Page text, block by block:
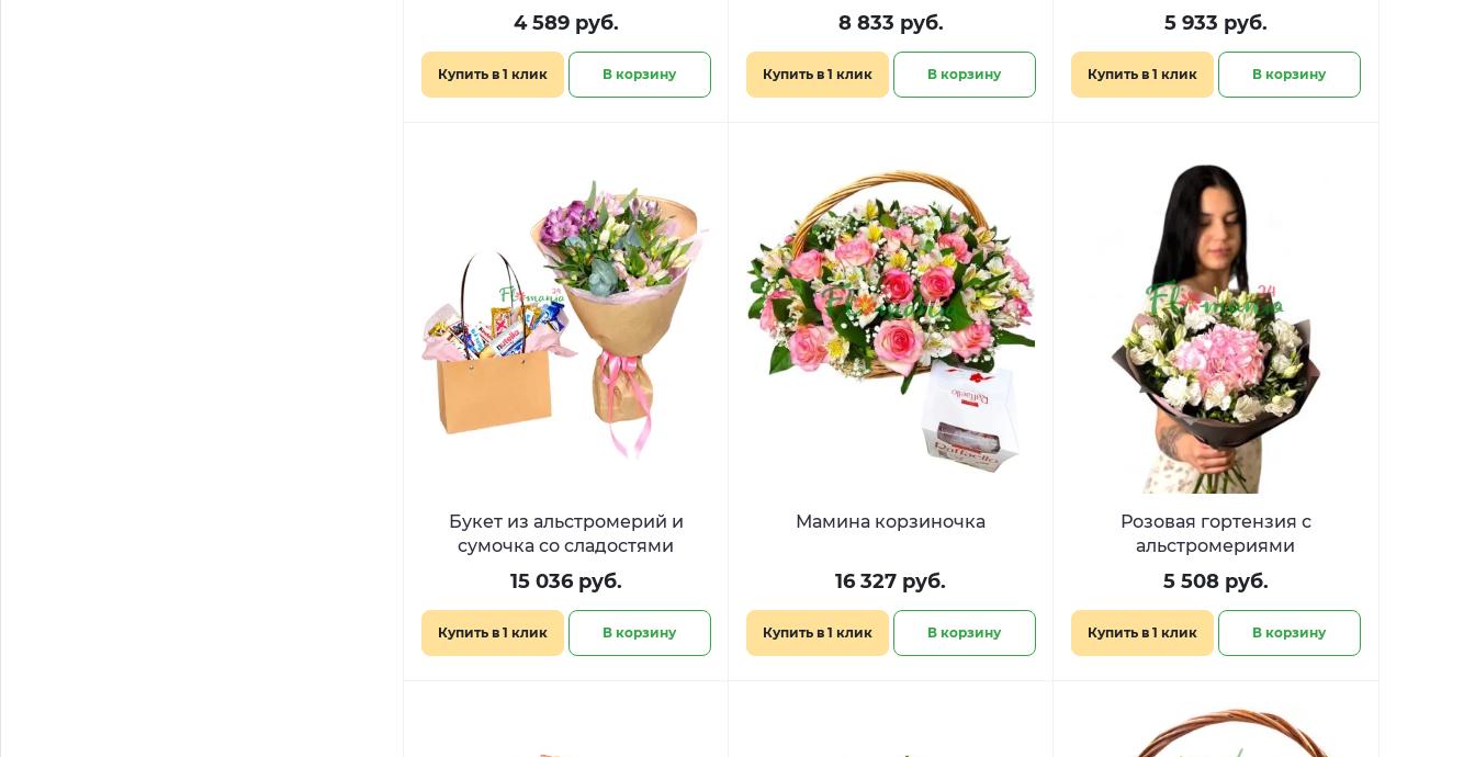
рыцарь»
4 589 руб.
Купить в 1 клик В корзину
8 833 руб.
Купить в 1 клик В корзину
5 933 руб.
Купить в 1 клик В корзину
Букет из альстромерий и
сумочка со сладостями
15 036 руб.
Купить в 1 клик В корзину
Мамина корзиночка
16 327 руб.
Купить в 1 клик В корзину
Розовая гортензия с
альстромериями
5 508 руб.
Купить в 1 клик В корзину